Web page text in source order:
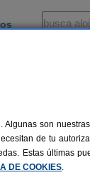
son
de tu
Estas últimas
DE COOKIES.